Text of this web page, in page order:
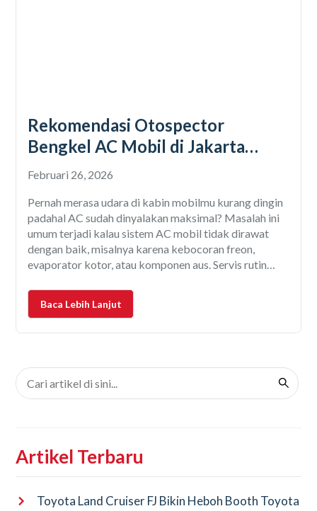
Rekomendasi Otospector
Bengkel AC Mobil di Jakarta
Selatan Terpercaya
Februari 26, 2026
Pernah merasa udara di kabin mobilmu kurang dingin
padahal AC sudah dinyalakan maksimal? Masalah ini
umum terjadi kalau sistem AC mobil tidak dirawat
dengan baik, misalnya karena kebocoran freon,
evaporator kotor, atau komponen aus. Servis rutin
memeriksa mobil bekas, AC yang berfungsi baik bisa
jadi penentu kenyamanan selama pakai
Baca Lebih Lanjut
Artikel Terbaru
Toyota Land Cruiser FJ Bikin Heboh Booth Toyota